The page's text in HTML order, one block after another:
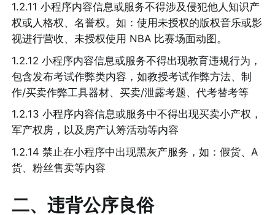
1.2.11 小程序内容信息或服务不得涉及侵犯他人知识产
权或人格权、名誉权。如：使用未授权的版权音乐或影
视进行营收、未授权使用 NBA 比赛场面动图。
1.2.12 小程序内容信息或服务不得出现教育违规行为，
包含发布考试作弊类内容，如教授考试作弊方法、制
作/买卖作弊工具器材、买卖/泄露考题、代考替考等
1.2.13 小程序内容信息或服务中不得出现买卖小产权，
军产权房，以及房产认筹活动等内容
1.2.14 禁止在小程序中出现黑灰产服务，如：假货、A
货、粉丝售卖等内容
二、违背公序良俗